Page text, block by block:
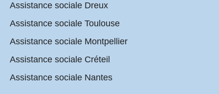
Assistance sociale Dreux
Assistance sociale Toulouse
Assistance sociale Montpellier
Assistance sociale Créteil
Assistance sociale Nantes